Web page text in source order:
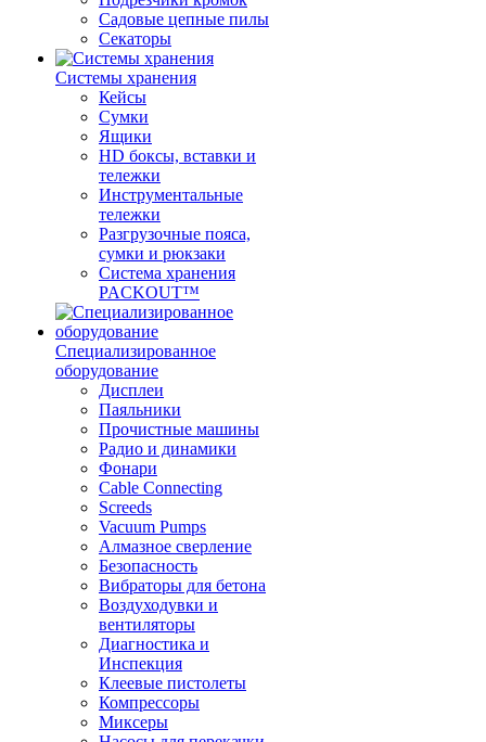
Садовые цепные пилы
Секаторы
Системы хранения
Кейсы
Сумки
Ящики
HD боксы, вставки и
тележки
Инструментальные
тележки
Разгрузочные пояса,
сумки и рюкзаки
Система хранения
PACKOUT™
Специализированное
оборудование
Дисплеи
Паяльники
Прочистные машины
Радио и динамики
Фонари
Cable Connecting
Screeds
Vacuum Pumps
Алмазное сверление
Безопасность
Вибраторы для бетона
Воздуходувки и
вентиляторы
Диагностика и
Инспекция
Клеевые пистолеты
Компрессоры
Миксеры